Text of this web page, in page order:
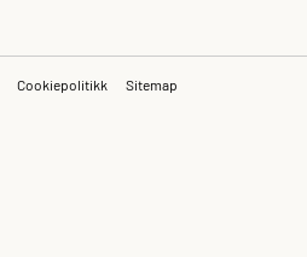
Cookiepolitikk Sitemap